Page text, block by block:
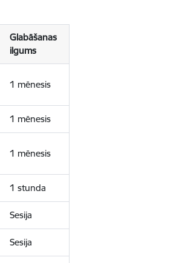
Glabāšanas
ilgums
1 mēnesis
1 mēnesis
1 mēnesis
1 stunda
Sesija
Sesija